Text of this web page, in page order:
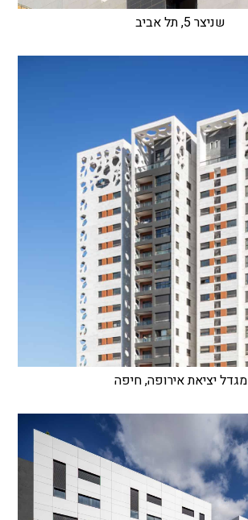
שניצר 5, תל אביב
מגדל יציאת אירופה, חיפה